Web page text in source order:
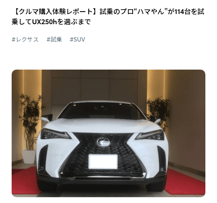
【クルマ購入体験レポート】試乗のプロ“ハマやん”が114台を試
乗してUX250hを選ぶまで
#レクサス #試乗 #SUV